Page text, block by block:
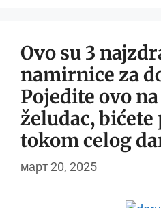
Ovo su 3
namirnice za
Pojedite ovo
želudac,
tokom celog
март 20, 2025